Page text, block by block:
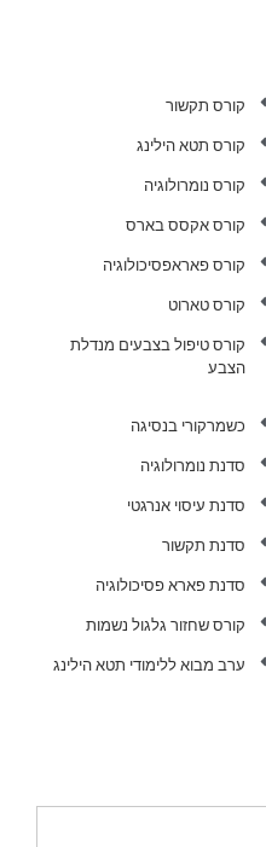
קורס תקשור
קורס תטא הילינג
קורס נומרולוגיה
קורס אקסס בארס
קורס פאראפסיכולוגיה
קורס טארוט
קורס טיפול בצבעים מנדלת
הצבע
כשמרקורי בנסיגה
סדנת נומרולוגיה
סדנת עיסוי אנרגטי
סדנת תקשור
סדנת פארא פסיכולוגיה
קורס שחזור גלגול נשמות
ערב מבוא ללימודי תטא הילינג